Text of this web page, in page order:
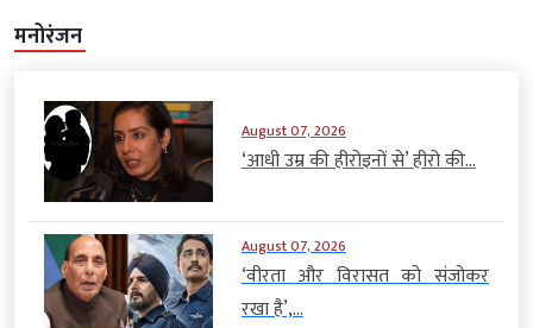
मनोरंजन
August 07, 2026
‘आधी उम्र की हीरोइनों से’ हीरो की...
August 07, 2026
‘वीरता और विरासत को संजोकर
रखा है’,...